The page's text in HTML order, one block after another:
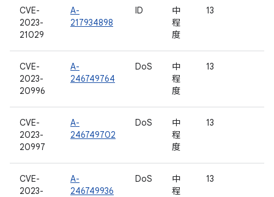
CVE-
2023-
21029
A-
217934898
ID
中
程
度
13
CVE-
2023-
20996
A-
246749764
DoS
中
程
度
13
CVE-
2023-
20997
A-
246749702
DoS
中
程
度
13
CVE-
2023-
A-
246749936
DoS
中
程
13